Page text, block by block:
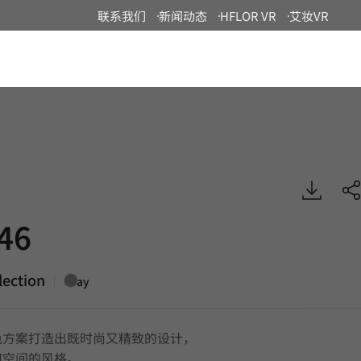
联系我们 新闻动态 HFLOR VR 艾妆VR
Gray
案打造出既时尚又精致的设计，